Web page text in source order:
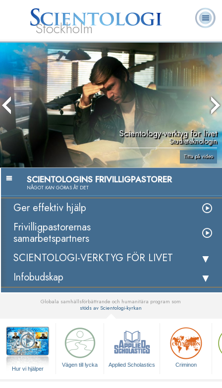
Stockholm
L. Ron
Hubbard
Vad är
Scientologi?
Frivilligpastorer
Scientology-verktyg för livet
Studieteknologin
Titta på video
SCIENTOLOGINS FRIVILLIGPASTORER
NÅGOT KAN GÖRAS ÅT DET
Ger effektiv hjälp
Frivilligpastorernas
samarbetspartners
SCIENTOLOGI-VERKTYG FÖR LIVET
Infobudskap
Globala samhällsförbättrande och humanitära program som
stöds av Scientologi-kyrkan
Hur vi hjälper
Vägen till lycka Applied Scholastics Criminon